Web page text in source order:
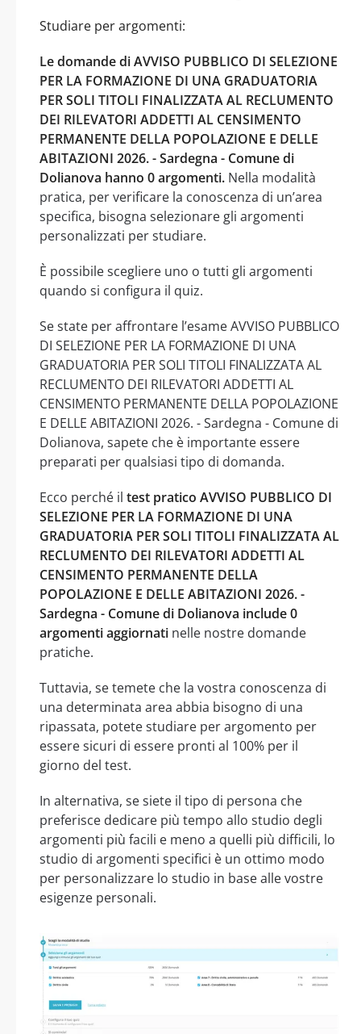
Studiare per argomenti:
Le domande di AVVISO PUBBLICO DI SELEZIONE
PER LA FORMAZIONE DI UNA GRADUATORIA
PER SOLI TITOLI FINALIZZATA AL RECLUMENTO
DEI RILEVATORI ADDETTI AL CENSIMENTO
PERMANENTE DELLA POPOLAZIONE E DELLE
ABITAZIONI 2026. - Sardegna - Comune di
Dolianova hanno 0 argomenti. Nella modalità
pratica, per verificare la conoscenza di un’area
specifica, bisogna selezionare gli argomenti
personalizzati per studiare.
È possibile scegliere uno o tutti gli argomenti
quando si configura il quiz.
Se state per affrontare l’esame AVVISO PUBBLICO
DI SELEZIONE PER LA FORMAZIONE DI UNA
GRADUATORIA PER SOLI TITOLI FINALIZZATA AL
RECLUMENTO DEI RILEVATORI ADDETTI AL
CENSIMENTO PERMANENTE DELLA POPOLAZIONE
E DELLE ABITAZIONI 2026. - Sardegna - Comune di
Dolianova, sapete che è importante essere
preparati per qualsiasi tipo di domanda.
Ecco perché il test pratico AVVISO PUBBLICO DI
SELEZIONE PER LA FORMAZIONE DI UNA
GRADUATORIA PER SOLI TITOLI FINALIZZATA AL
RECLUMENTO DEI RILEVATORI ADDETTI AL
CENSIMENTO PERMANENTE DELLA
POPOLAZIONE E DELLE ABITAZIONI 2026. -
Sardegna - Comune di Dolianova include 0
argomenti aggiornati nelle nostre domande
pratiche.
Tuttavia, se temete che la vostra conoscenza di
una determinata area abbia bisogno di una
ripassata, potete studiare per argomento per
essere sicuri di essere pronti al 100% per il
giorno del test.
In alternativa, se siete il tipo di persona che
preferisce dedicare più tempo allo studio degli
argomenti più facili e meno a quelli più difficili, lo
studio di argomenti specifici è un ottimo modo
per personalizzare lo studio in base alle vostre
esigenze personali.